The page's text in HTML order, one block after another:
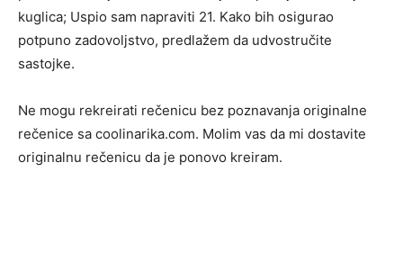
kuglica; Uspio sam napraviti 21. Kako bih osigurao
potpuno zadovoljstvo, predlažem da udvostručite
sastojke.
Ne mogu rekreirati rečenicu bez poznavanja originalne
rečenice sa coolinarika.com. Molim vas da mi dostavite
originalnu rečenicu da je ponovo kreiram.